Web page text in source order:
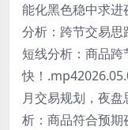
能化黑色稳中求
分析：跨节交易
短线分析：商品
快！
月交易规划，夜
析：商品符合预